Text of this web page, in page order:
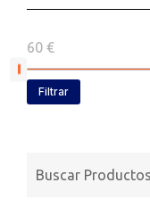
60 €
Filtrar